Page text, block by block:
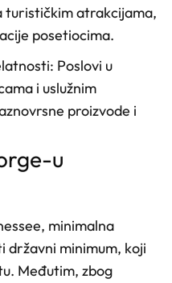
turističkim atrakcijama,
posetiocima.
: Poslovi u
i uslužnim
proizvode i
u
minimalna
državni minimum, koji
Međutim, zbog